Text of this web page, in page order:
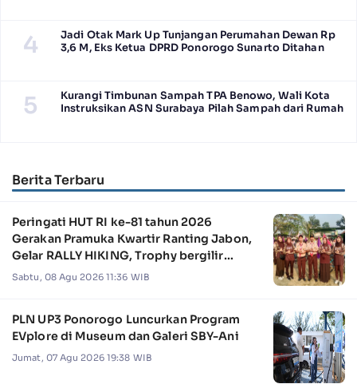
4
Jadi Otak Mark Up Tunjangan Perumahan Dewan Rp
3,6 M, Eks Ketua DPRD Ponorogo Sunarto Ditahan
5
Kurangi Timbunan Sampah TPA Benowo, Wali Kota
Instruksikan ASN Surabaya Pilah Sampah dari Rumah
Berita Terbaru
Peringati HUT RI ke-81 tahun 2026
Gerakan Pramuka Kwartir Ranting Jabon,
Gelar RALLY HIKING, Trophy bergilir
Camat Jabon
Sabtu, 08 Agu 2026 11:36 WIB
PLN UP3 Ponorogo Luncurkan Program
EVplore di Museum dan Galeri SBY-Ani
Jumat, 07 Agu 2026 19:38 WIB